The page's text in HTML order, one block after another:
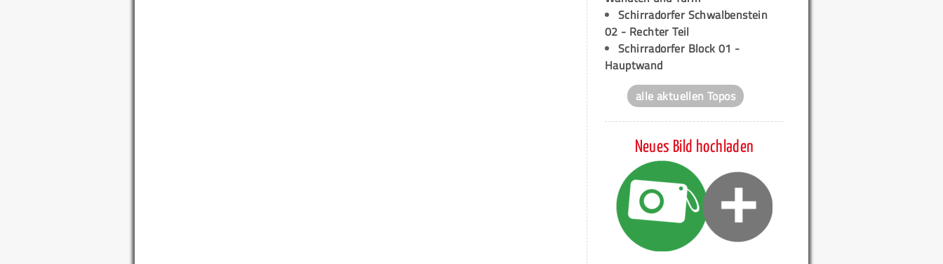
Schirradorfer Schwalbenstein
02 - Rechter Teil
Schirradorfer Block 01 -
Hauptwand
alle aktuellen Topos
Neues Bild hochladen